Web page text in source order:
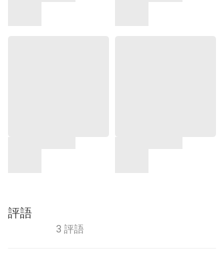
評語
3 評語